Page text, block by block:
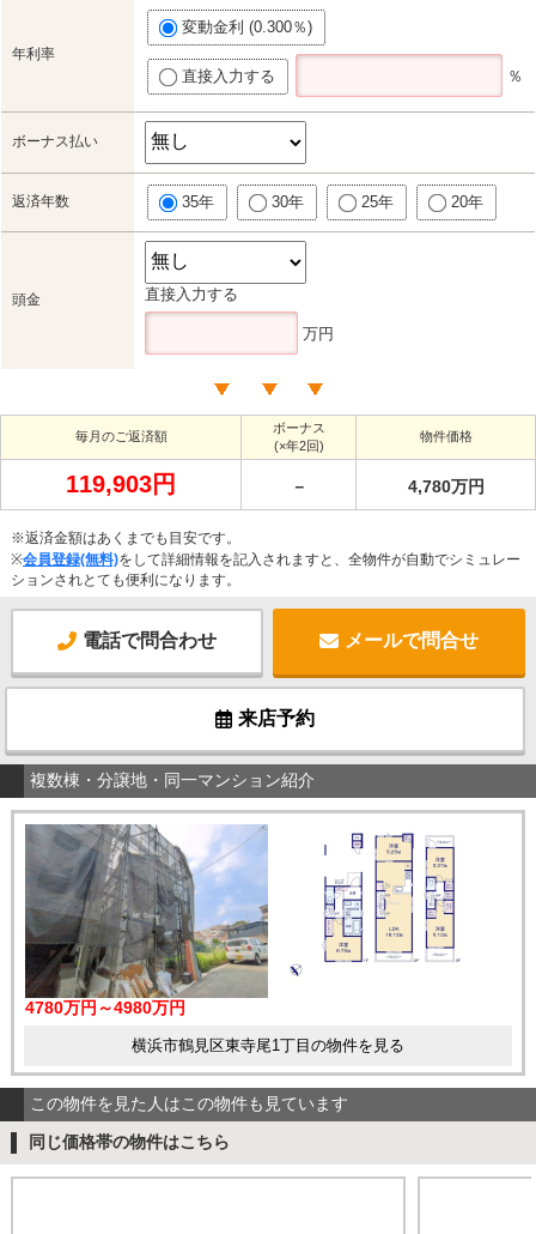
年利率
変動金利 (0.300％)
直接入力する ％
ボーナス払い
返済年数 35年 30年 25年 20年
頭金 直接入力する
万円
毎月のご返済額
ボーナス
(×年2回)
物件価格
119,903円 － 4,780万円
※返済金額はあくまでも目安です。
※会員登録(無料)をして詳細情報を記入されますと、全物件が自動でシミュレー
ションされとても便利になります。
電話で問合わせ メールで問合せ
来店予約
複数棟・分譲地・同一マンション紹介
4780万円～4980万円
横浜市鶴見区東寺尾1丁目の物件を見る
この物件を見た人はこの物件も見ています
同じ価格帯の物件はこちら